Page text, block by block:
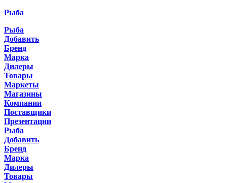
Рыба
Рыба
Добавить
Бренд
Марка
Дилеры
Товары
Маркеты
Магазины
Компании
Поставщики
Презентации
Рыба
Добавить
Бренд
Марка
Дилеры
Товары